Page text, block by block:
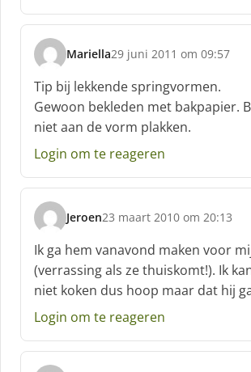
e
f
:
Mariella
s
c
h
r
e
e
f
:
29 juni 2011 om 09:57
Tip bij lekkende springvormen.
Gewoon bekleden met bakpapier.
niet aan de vorm plakken.
Login om te reageren
Jeroen
s
c
h
r
e
e
f
:
23 maart 2010 om 20:13
Ik ga hem vanavond maken voor
(verrassing als ze thuiskomt!). Ik
niet koken dus hoop maar dat hij
Login om te reageren